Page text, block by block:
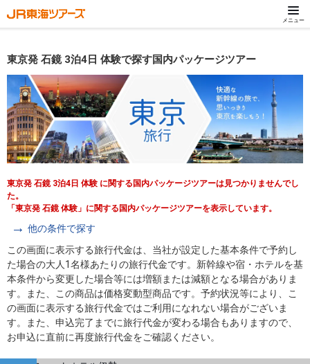
メニュー
東京発 石鏡 3泊4日 体験で探す国内パッケージツアー
東京発 石鏡 3泊4日 体験 に関する国内パッケージツアーは見つかりませんでし
た。
「東京発 石鏡 体験」に関する国内パッケージツアーを表示しています。
他の条件で探す
この画面に表示する旅行代金は、当社が設定した基本条件で予約し
た場合の大人1名様あたりの旅行代金です。新幹線や宿・ホテルを基
本条件から変更した場合等には増額または減額となる場合がありま
す。また、この商品は価格変動型商品です。予約状況等により、こ
の画面に表示する旅行代金ではご利用になれない場合がございま
す。また、申込完了までに旅行代金が変わる場合もありますので、
お申込に直前に再度旅行代金をご確認ください。